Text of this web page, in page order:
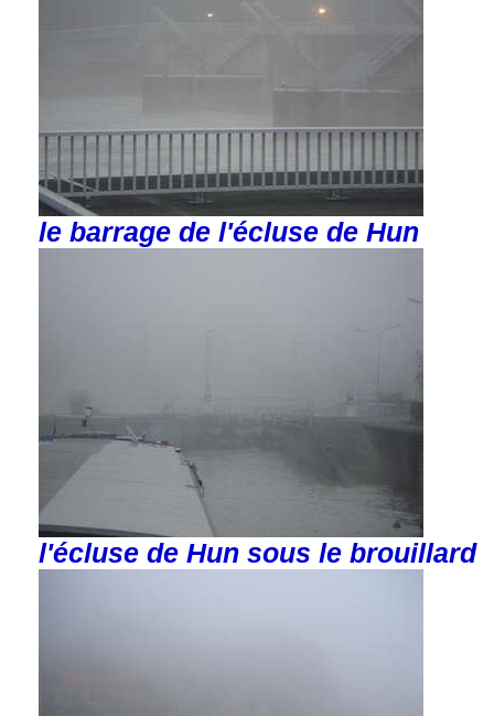
le barrage de l'écluse de Hun
l'écluse de Hun sous le brouillard